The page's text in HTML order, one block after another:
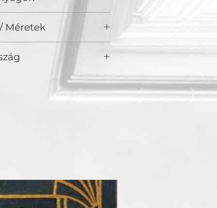
Méretek